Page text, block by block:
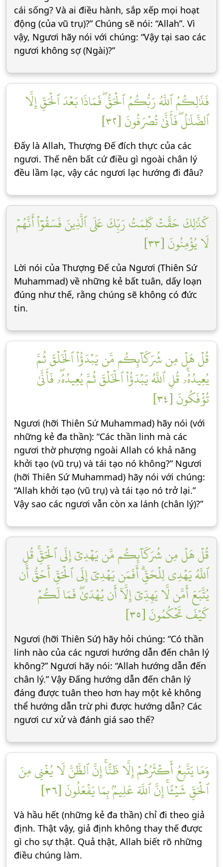
cái sống? Và ai điều hành, sắp xếp mọi hoạt
động (của vũ trụ)?” Chúng sẽ nói: “Allah”. Vì
vậy, Ngươi hãy nói với chúng: “Vậy tại sao các
ngươi không sợ (Ngài)?”
فَذَٰلِكُمُ ٱللَّهُ رَبُّكُمُ ٱلۡحَقُّۖ فَمَاذَا بَعۡدَ ٱلۡحَقِّ إِلَّا
ٱلضَّلَٰلُۖ فَأَنَّىٰ تُصۡرَفُونَ [٣٢]
Đấy là Allah, Thượng Đế đích thực của các
ngươi. Thế nên bất cứ điều gì ngoài chân lý
đều lầm lạc, vậy các ngươi lạc hướng đi đâu?
كَذَٰلِكَ حَقَّتۡ كَلِمَتُ رَبِّكَ عَلَى ٱلَّذِينَ فَسَقُوٓاْ أَنَّهُمۡ
لَا يُؤۡمِنُونَ [٣٣]
Lời nói của Thượng Đế của Ngươi (Thiên Sứ
Muhammad) về những kẻ bất tuân, dấy loạn
đúng như thế, rằng chúng sẽ không có đức
tin.
قُلۡ هَلۡ مِن شُرَكَآئِكُم مَّن يَبۡدَؤُاْ ٱلۡخَلۡقَ ثُمَّ
يُعِيدُهُۥۚ قُلِ ٱللَّهُ يَبۡدَؤُاْ ٱلۡخَلۡقَ ثُمَّ يُعِيدُهُۥۖ فَأَنَّىٰ
تُؤۡفَكُونَ [٣٤]
Ngươi (hỡi Thiên Sứ Muhammad) hãy nói (với
những kẻ đa thần): “Các thần linh mà các
ngươi thờ phượng ngoài Allah có khả năng
khởi tạo (vũ trụ) và tái tạo nó không?” Ngươi
(hỡi Thiên Sứ Muhammad) hãy nói với chúng:
“Allah khởi tạo (vũ trụ) và tái tạo nó trở lại.”
Vậy sao các ngươi vẫn còn xa lánh (chân lý)?”
قُلۡ هَلۡ مِن شُرَكَآئِكُم مَّن يَهۡدِيٓ إِلَى ٱلۡحَقِّۚ قُلِ
ٱللَّهُ يَهۡدِي لِلۡحَقِّۗ أَفَمَن يَهۡدِيٓ إِلَى ٱلۡحَقِّ أَحَقُّ أَن
يُتَّبَعَ أَمَّن لَّا يَهِدِّيٓ إِلَّآ أَن يُهۡدَىٰۖ فَمَا لَكُمۡ
كَيۡفَ تَحۡكُمُونَ [٣٥]
Ngươi (hỡi Thiên Sứ) hãy hỏi chúng: “Có thần
linh nào của các ngươi hướng dẫn đến chân lý
không?” Ngươi hãy nói: “Allah hướng dẫn đến
chân lý.” Vậy Ðấng hướng dẫn đến chân lý
đáng được tuân theo hơn hay một kẻ không
thể hướng dẫn trừ phi được hướng dẫn? Các
ngươi cư xử và đánh giá sao thế?
وَمَا يَتَّبِعُ أَكۡثَرُهُمۡ إِلَّا ظَنًّاۚ إِنَّ ٱلظَّنَّ لَا يُغۡنِي مِنَ
ٱلۡحَقِّ شَيۡـًٔاۚ إِنَّ ٱللَّهَ عَلِيمُۢ بِمَا يَفۡعَلُونَ [٣٦]
Và hầu hết (những kẻ đa thần) chỉ đi theo giả
định. Thật vậy, giả định không thay thế được
gì cho sự thật. Quả thật, Allah biết rõ những
điều chúng làm.